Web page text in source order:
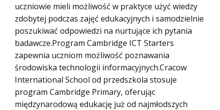
uczniowie mieli możliwość w praktyce użyć wiedzy
zdobytej podczas zajęć edukacyjnych i samodzielnie
poszukiwać odpowiedzi na nurtujące ich pytania
badawcze.Program Cambridge ICT Starters
zapewnia uczniom możliwość poznawania
środowiska technologii informacyjnych.Cracow
International School od przedszkola stosuje
program Cambridge Primary, oferując
międzynarodową edukację już od najmłodszych